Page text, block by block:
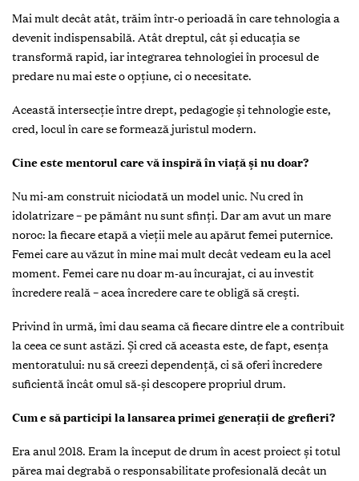
Mai mult decât atât, trăim într-o perioadă în care tehnologia a
devenit indispensabilă. Atât dreptul, cât și educația se
transformă rapid, iar integrarea tehnologiei în procesul de
predare nu mai este o opțiune, ci o necesitate.
Această intersecție între drept, pedagogie și tehnologie este,
cred, locul în care se formează juristul modern.
Cine este mentorul care vă inspiră în viață și nu doar?
Nu mi-am construit niciodată un model unic. Nu cred în
idolatrizare – pe pământ nu sunt sfinți. Dar am avut un mare
noroc: la fiecare etapă a vieții mele au apărut femei puternice.
Femei care au văzut în mine mai mult decât vedeam eu la acel
moment. Femei care nu doar m-au încurajat, ci au investit
încredere reală – acea încredere care te obligă să crești.
Privind în urmă, îmi dau seama că fiecare dintre ele a contribuit
la ceea ce sunt astăzi. Și cred că aceasta este, de fapt, esența
mentoratului: nu să creezi dependență, ci să oferi încredere
suficientă încât omul să-și descopere propriul drum.
Cum e să participi la lansarea primei generații de grefieri?
Era anul 2018. Eram la început de drum în acest proiect și totul
părea mai degrabă o responsabilitate profesională decât un